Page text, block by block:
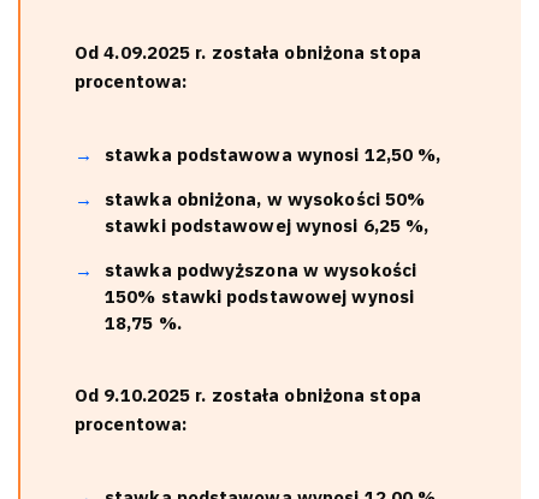
Od 4.09.2025 r. została obniżona stopa
procentowa:
stawka podstawowa wynosi 12,50 %,
stawka obniżona, w wysokości 50%
stawki podstawowej wynosi 6,25 %,
stawka podwyższona w wysokości
150% stawki podstawowej wynosi
18,75 %.
Od 9.10.2025 r. została obniżona stopa
procentowa: